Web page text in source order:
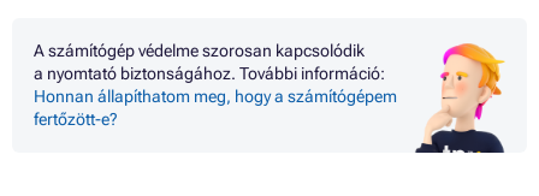
A számítógép védelme szorosan kapcsolódik
a nyomtató biztonságához. További információ:
Honnan állapíthatom meg, hogy a számítógépem
fertőzött-e?